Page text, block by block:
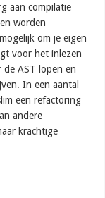
aan compilatie
worden
om je eigen
voor het inlezen
de AST lopen en
In een aantal
een refactoring
andere
krachtige